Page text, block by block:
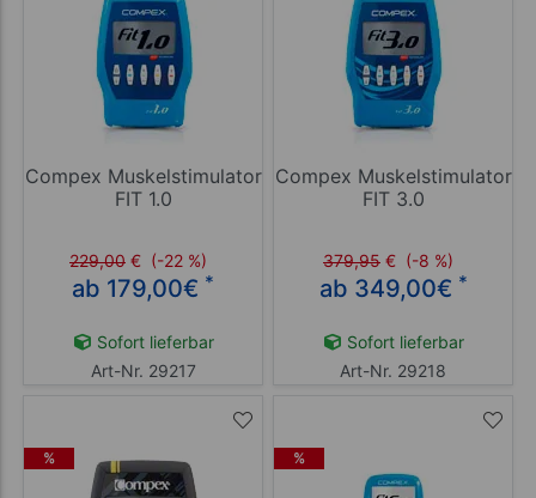
Compex Muskelstimulator
FIT 1.0
229,00 € (-22 %)
ab 179,00€ *
Sofort lieferbar
Art-Nr. 29217
Compex Muskelstimulator
FIT 3.0
379,95 € (-8 %)
ab 349,00€ *
Sofort lieferbar
Art-Nr. 29218
% %